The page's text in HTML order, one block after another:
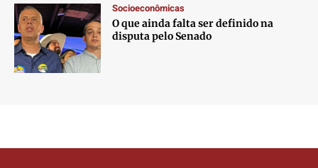
Socioeconômicas
O que ainda falta ser definido na
disputa pelo Senado